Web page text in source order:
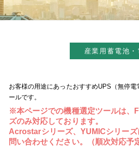
産業用蓄電池
お客様の用途にあったおすすめUPS（無停
ールです。
※本ページでの機種選定ツールは、
ズのみ対応しております。
Acrostarシリーズ、YUMICシリー
問い合わせください。（順次対応予